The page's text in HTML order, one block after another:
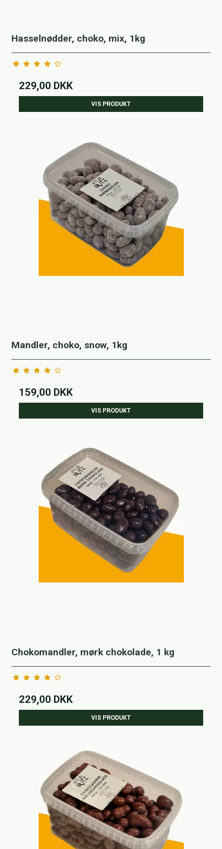
Hasselnødder, choko, mix, 1kg
229,00 DKK
VIS PRODUKT
Mandler, choko, snow, 1kg
159,00 DKK
VIS PRODUKT
Chokomandler, mørk chokolade, 1 kg
229,00 DKK
VIS PRODUKT